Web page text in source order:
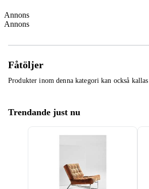
Annons
Annons
Fåtöljer
Produkter inom denna kategori kan också kallas
Trendande just nu